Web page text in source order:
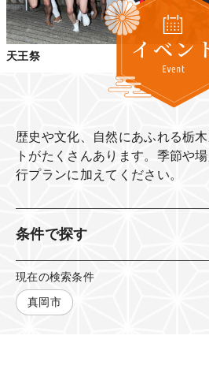
天王祭
歴史や文化、自然にあふれる栃
トがたくさんあります。 季節や
行プランに加えてください。​
条件で探す
現在の検索条件
真岡市